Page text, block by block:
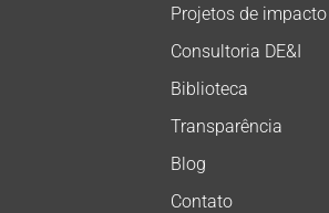
Projetos de impacto
Consultoria DE&I
Biblioteca
Transparência
Blog
Contato